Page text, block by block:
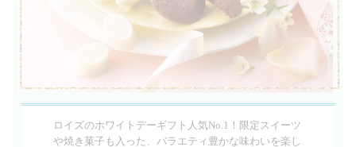
ロイズのホワイトデーギフト人気No.1！限定スイーツ
や焼き菓子も入った、バラエティ豊かな味わいを楽し